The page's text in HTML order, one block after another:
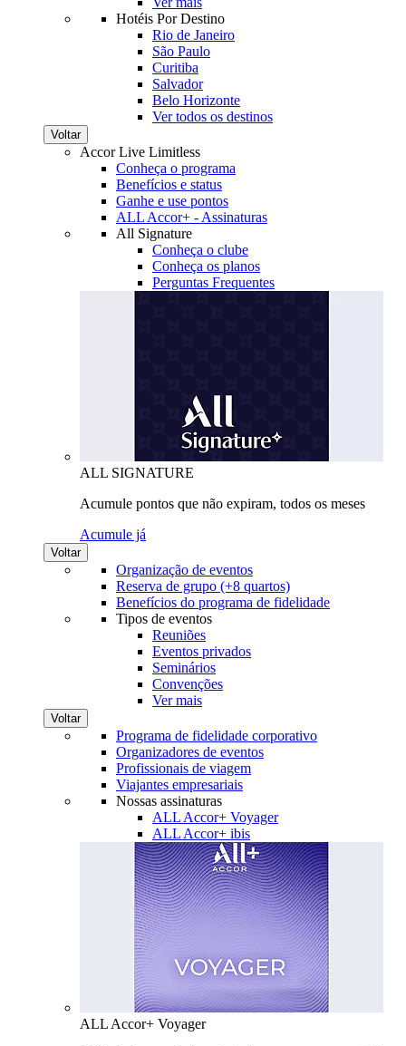
Hotéis Por Destino
Rio de Janeiro
São Paulo
Curitiba
Salvador
Belo Horizonte
Ver todos os destinos
Voltar
Accor Live Limitless
Conheça o programa
Benefícios e status
Ganhe e use pontos
ALL Accor+ - Assinaturas
All Signature
Conheça o clube
Conheça os planos
Perguntas Frequentes
ALL SIGNATURE
Acumule pontos que não expiram, todos os meses
Acumule já
Voltar
Organização de eventos
Reserva de grupo (+8 quartos)
Benefícios do programa de fidelidade
Tipos de eventos
Reuniões
Eventos privados
Seminários
Convenções
Ver mais
Voltar
Programa de fidelidade corporativo
Organizadores de eventos
Profissionais de viagem
Viajantes empresariais
Nossas assinaturas
ALL Accor+ Voyager
ALL Accor+ ibis
ALL Accor+ Voyager